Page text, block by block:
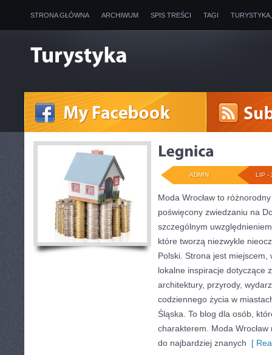
STRONA GŁÓWNA ARCHIWUM SPIS TREŚCI TAGI
LIP -
ADMIN
Moda Wrocław to
poświęcony zwiedzaniu na
szczególnym
które tworzą niezwykle
Polski. Strona jest
lokalne inspiracje dotyczące
architektury, przyrody,
codziennego życia w
Śląska. To blog dla osób,
charakterem. Moda Wrocław
do najbardziej znanych [